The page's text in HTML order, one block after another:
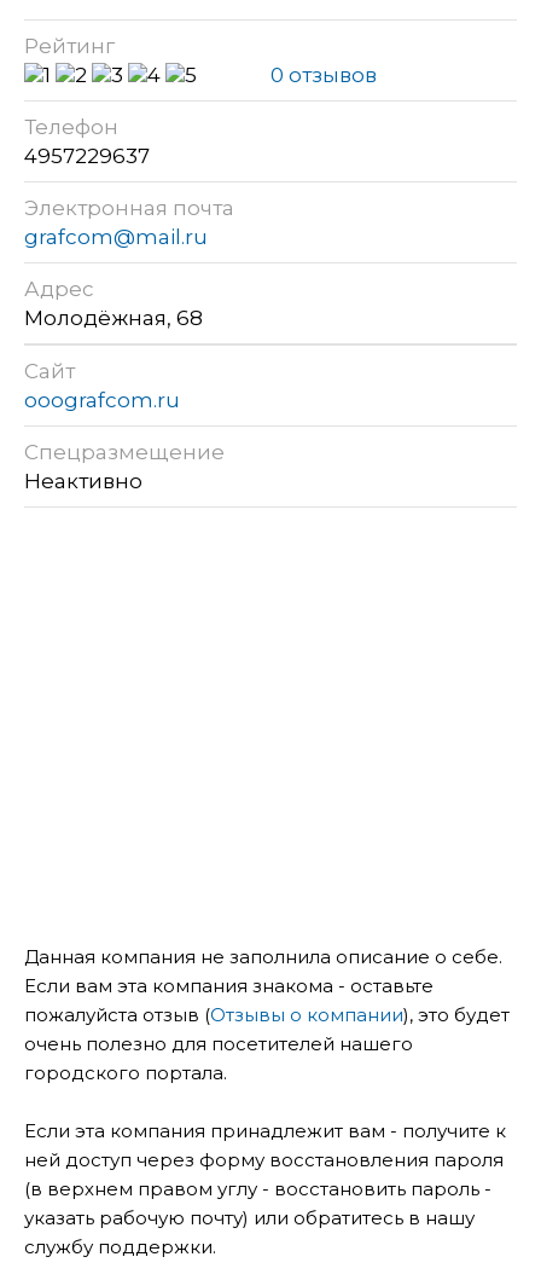
Рейтинг
0 отзывов
Телефон
4957229637
Электронная почта
grafcom@mail.ru
Адрес
Молодёжная, 68
Сайт
ooografcom.ru
Спецразмещение
Неактивно
Данная компания не заполнила описание о себе.
Если вам эта компания знакома - оставьте
пожалуйста отзыв (Отзывы о компании), это будет
очень полезно для посетителей нашего
городского портала.
Если эта компания принадлежит вам - получите к
ней доступ через форму восстановления пароля
(в верхнем правом углу - восстановить пароль -
указать рабочую почту) или обратитесь в нашу
службу поддержки.